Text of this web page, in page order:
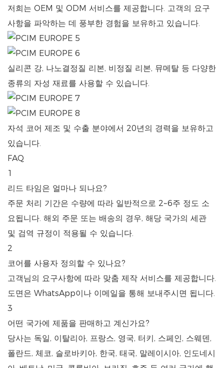
저희는 OEM 및 ODM 서비스를 제공합니다. 고객의 요구
사항을 파악하는 데 풍부한 경험을 보유하고 있습니다.
실리콘 강, 나노결정질 리본, 비정질 리본, 뮤메탈 등 다양한
종류의 자성 재료를 사용할 수 있습니다.
자석 코어 제조 및 수출 분야에서 20년의 경력을 보유하고
있습니다.
FAQ
1
리드 타임은 얼마나 되나요?
주문 처리 기간은 수량에 따라 일반적으로 2~6주 정도 소
요됩니다. 해외 주문 또는 배송의 경우, 해당 국가의 세관
및 검역 규정이 적용될 수 있습니다.
2
코어를 사용자 정의할 수 있나요?
고객님의 요구사항에 따라 맞춤 제작 서비스를 제공합니다.
도면은 WhatsApp이나 이메일을 통해 보내주시면 됩니다.
3
어떤 국가에 제품을 판매하고 계신가요?
당사는 독일, 이탈리아, 프랑스, ​​영국, 터키, 스페인, 스웨덴,
폴란드, 체코, 슬로바키아, 한국, 태국, 말레이시아, 인도네시